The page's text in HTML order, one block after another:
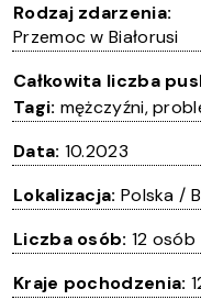
Rodzaj zdarzenia:
Przemoc w Białorusi
Całkowita liczba
Tagi: mężczyźni,
Data: 10.2023
Lokalizacja: Polska /
Liczba osób: 12 osób
Kraje pochodzenia: